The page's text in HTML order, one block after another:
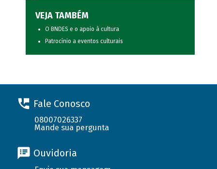
VEJA TAMBÉM
O BNDES e o apoio à cultura
Patrocínio a eventos culturais
Fale Conosco
08007026337
Mande sua pergunta
Ouvidoria